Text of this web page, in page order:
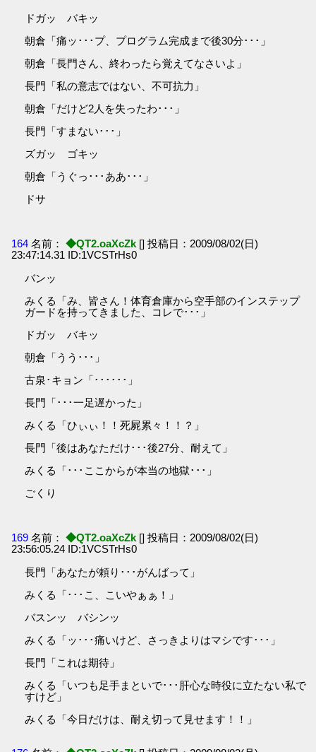
ドガッ バキッ
朝倉「痛ッ･･･プ、プログラム完成まで後30分･･･」
朝倉「長門さん、終わったら覚えてなさいよ」
長門「私の意志ではない、不可抗力」
朝倉「だけど2人を失ったわ･･･」
長門「すまない･･･」
ズガッ ゴキッ
朝倉「うぐっ･･･ああ･･･」
ドサ
164 名前： ◆QT2.oaXcZk [] 投稿日：2009/08/02(日)
23:47:14.31 ID:1VCSTrHs0
バンッ
みくる「み、皆さん！体育倉庫から空手部のインステップ
ガードを持ってきました、コレで･･･」
ドガッ バキッ
朝倉「うう･･･」
古泉･キョン「･･････」
長門「･･･一足遅かった」
みくる「ひぃぃ！！死屍累々！！？」
長門「後はあなただけ･･･後27分、耐えて」
みくる「･･･ここからが本当の地獄･･･」
ごくり
169 名前： ◆QT2.oaXcZk [] 投稿日：2009/08/02(日)
23:56:05.24 ID:1VCSTrHs0
長門「あなたが頼り･･･がんばって」
みくる「･･･こ、こいやぁぁ！」
バスンッ バシンッ
みくる「ッ･･･痛いけど、さっきよりはマシです･･･」
長門「これは期待」
みくる「いつも足手まといで･･･肝心な時役に立たない私で
すけど」
みくる「今日だけは、耐え切って見せます！！」